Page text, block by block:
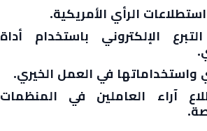
الرأي الأمريكية.
الإلكتروني باستخدام أداة
واستخداماتها في العمل الخيري.
آراء العاملين في المنظمات